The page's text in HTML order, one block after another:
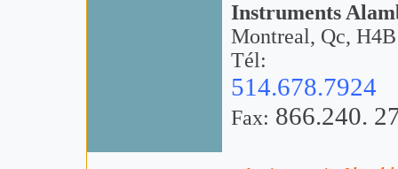
Instruments
Montreal, Qc,
Tél:
514.678.7924
Fax: 866.240.